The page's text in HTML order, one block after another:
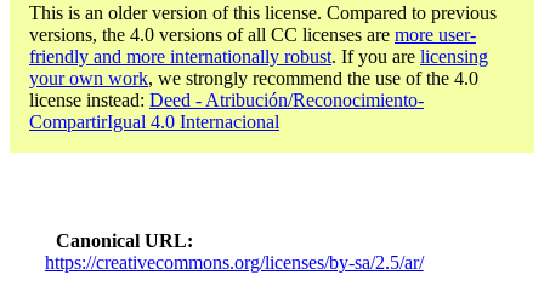
This is an older version of this license. Compared to previous
versions, the 4.0 versions of all CC licenses are more user-
friendly and more internationally robust. If you are licensing
your own work, we strongly recommend the use of the 4.0
license instead: Deed - Atribución/Reconocimiento-
CompartirIgual 4.0 Internacional
Canonical URL
https://creativecommons.org/licenses/by-sa/2.5/ar/